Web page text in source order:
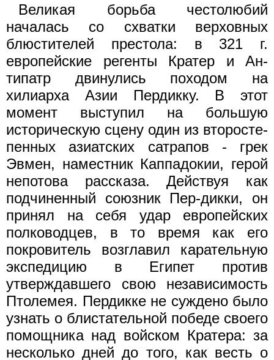
Великая борьба честолюбий
началась со схватки верховных
блюстителей престола: в 321 г.
европейские регенты Кратер и Ан­
типатр двинулись походом на
хилиарха Азии Пердикку. В этот
момент выступил на большую
историческую сцену один из второсте­
пенных азиатских сатрапов - грек
Эвмен, наместник Каппадокии, герой
непотова рассказа. Действуя как
подчиненный союзник Пер-дикки, он
принял на себя удар европейских
полководцев, в то время как его
покровитель возглавил карательную
экспедицию в Египет против
утверждавшего свою независимость
Птолемея. Пердикке не суждено было
узнать о блистательной победе своего
помощника над войском Кратера: за
несколько дней до того, как весть о